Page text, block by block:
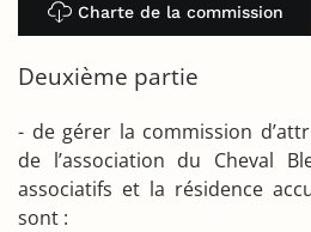
Charte de la commission
Deuxième partie
- de gérer la commission
de l’association du Cheval
associatifs et la résidence
sont :